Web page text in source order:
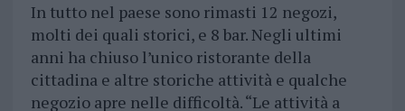
In tutto nel paese sono rimasti 12 negozi,
molti dei quali storici, e 8 bar. Negli ultimi
anni ha chiuso l’unico ristorante della
cittadina e altre storiche attività e qualche
negozio apre nelle difficoltà. “Le attività a